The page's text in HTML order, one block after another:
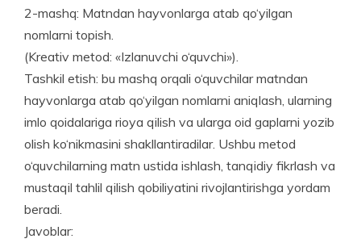
2-mashq: Matndan hayvonlarga atab qo‘yilgan
nomlarni topish.
(Kreativ metod: «Izlanuvchi o‘quvchi»).
Tashkil etish: bu mashq orqali o‘quvchilar matndan
hayvonlarga atab qo‘yilgan nomlarni aniqlash, ular­ning
imlo qoidalariga rioya qilish va ularga oid gaplarni yozib
olish ko‘nikmasini shakllantiradilar. Ushbu metod
o‘quvchilarning matn ustida ishlash, tanqidiy fikrlash va
mustaqil tahlil qilish qobiliyatini rivojlantirishga yordam
beradi.
Javoblar: